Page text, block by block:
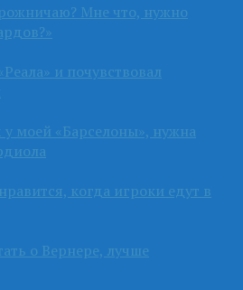
Мне что, нужно
и почувствовал
у моей «Барселоны», нужна
когда игроки едут в
о Вернере, лучше